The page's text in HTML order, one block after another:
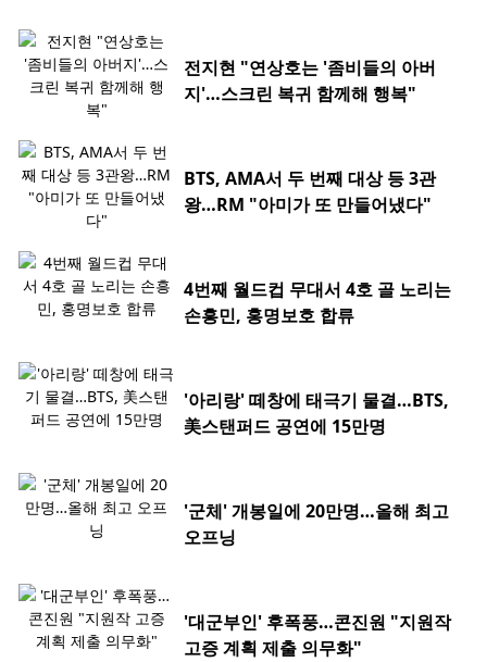
전지현 "연상호는 '좀비들의 아버
지'…스크린 복귀 함께해 행복"
BTS, AMA서 두 번째 대상 등 3관
왕…RM "아미가 또 만들어냈다"
4번째 월드컵 무대서 4호 골 노리는
손흥민, 홍명보호 합류
'아리랑' 떼창에 태극기 물결…BTS,
美스탠퍼드 공연에 15만명
'군체' 개봉일에 20만명…올해 최고
오프닝
'대군부인' 후폭풍…콘진원 "지원작
고증 계획 제출 의무화"